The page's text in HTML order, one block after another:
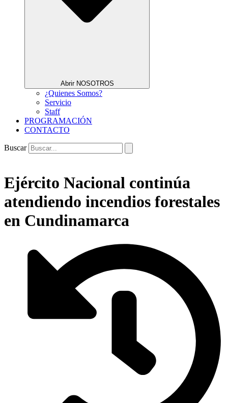
Abrir NOSOTROS
¿Quienes Somos?
Servicio
Staff
PROGRAMACIÓN
CONTACTO
Buscar
Ejército Nacional continúa
atendiendo incendios forestales
en Cundinamarca